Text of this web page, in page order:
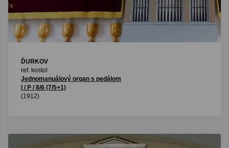
ĎURKOV
ref. kostol
Jednomanuálový organ s pedálom
I / P / 8/6 (7/5+1)
(1912)